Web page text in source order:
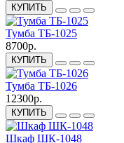
КУПИТЬ
Тумба ТБ-1025
8700р.
КУПИТЬ
Тумба ТБ-1026
12300р.
КУПИТЬ
Шкаф ШК-1048